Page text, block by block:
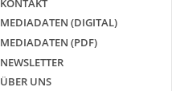
KONTAKT
MEDIADATEN (DIGITAL)
MEDIADATEN (PDF)
NEWSLETTER
ÜBER UNS